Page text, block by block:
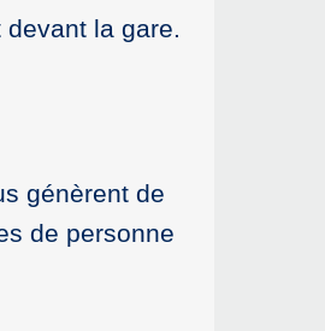
la gare.
génèrent de
de personne